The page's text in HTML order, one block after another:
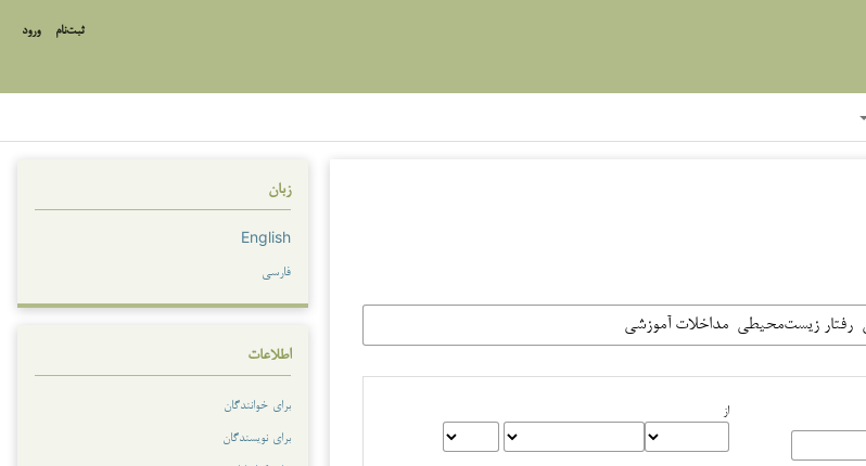
ثبت‌نام ورود
از
زبان
English
فارسی
اطلاعات
برای خوانندگان
برای نویسندگان